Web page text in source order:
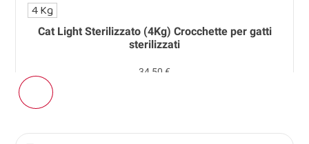
Cat Light Sterilizzato (4Kg) Crocchette per gatti
sterilizzati
34,50 €
4 Kg